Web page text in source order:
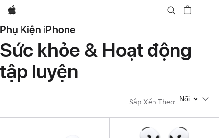
Apple
Phụ Kiện iPhone
Sức khỏe & Hoạt động
tập luyện
Sắp Xếp Theo: Sắp Xếp Theo